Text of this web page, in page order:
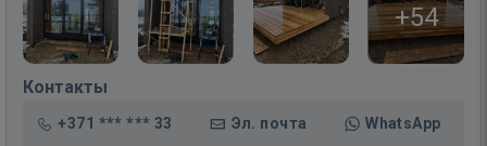
+54
Контакты
+371 *** *** 33 Эл. почта WhatsApp